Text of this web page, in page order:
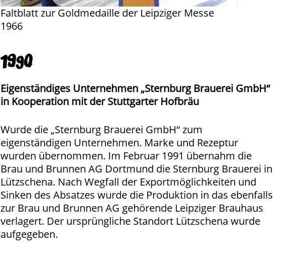
Faltblatt zur Goldmedaille der Leipziger Messe
1966
1990
Eigenständiges Unternehmen „Sternburg Brauerei GmbH“
in Kooperation mit der Stuttgarter Hofbräu
Wurde die „Sternburg Brauerei GmbH“ zum
eigenständigen Unternehmen. Marke und Rezeptur
wurden übernommen. Im Februar 1991 übernahm die
Brau und Brunnen AG Dortmund die Sternburg Brauerei in
Lützschena. Nach Wegfall der Exportmöglichkeiten und
Sinken des Absatzes wurde die Produktion in das ebenfalls
zur Brau und Brunnen AG gehörende Leipziger Brauhaus
verlagert. Der ursprüngliche Standort Lützschena wurde
aufgegeben.